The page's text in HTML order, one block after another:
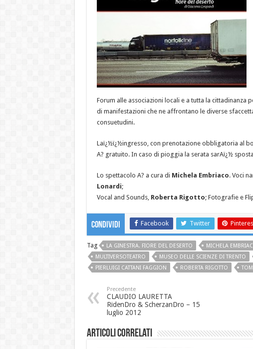
Forum alle associazioni locali e a tutta la
di manifestazioni che ne affrontano le diverse
consuetudini.
Laï¿½ï¿½ingresso, con prenotazione obbligatoria al
A? gratuito. In caso di pioggia la serata sarAï¿½
Lo spettacolo A? a cura di Michela Embriaco. Voci
Lonardi;
Vocal and Sounds, Roberta Rigotto; Fotografie e
Condividi Facebook Twitter
Tag LA GINESTRA. FIORE DEL DESERTO MICHELA
MULTIVERSOTEATRO
MUSEO DELLE SCIENZE DI TRENTO
PIERLUIGI CATTANI FAGGION
ROBERTA RIGOTTO
Precedente
CLAUDIO LAURETTA
RidenDro & ScherzanDro – 15
luglio 2012
Articoli correlati